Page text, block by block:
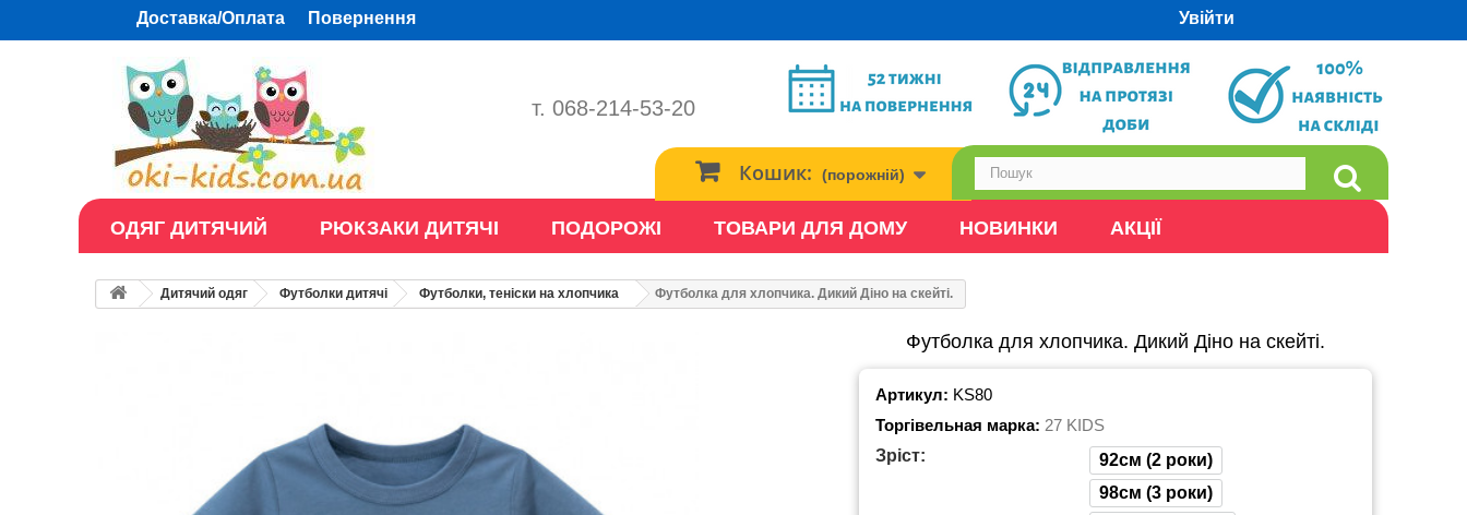
Доставка/Оплата Повернення Увійти
т. 068-214-53-20
Кошик: (порожній)
ОДЯГ ДИТЯЧИЙ РЮКЗАКИ ДИТЯЧІ ПОДОРОЖІ ТОВАРИ ДЛЯ ДОМУ НОВИНКИ АКЦІЇ
Дитячий одяг Футболки дитячі Футболки, теніски на хлопчика Футболка для хлопчика. Дикий Діно на скейті.
Футболка для хлопчика. Дикий Діно на скейті.
Артикул: KS80
Торгівельная марка: 27 KIDS
Зріст:
92см (2 роки)
98см (3 роки)